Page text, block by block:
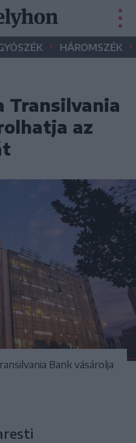
• HÁROMSZÉK •
Transilvania
az
Bank vásárolja